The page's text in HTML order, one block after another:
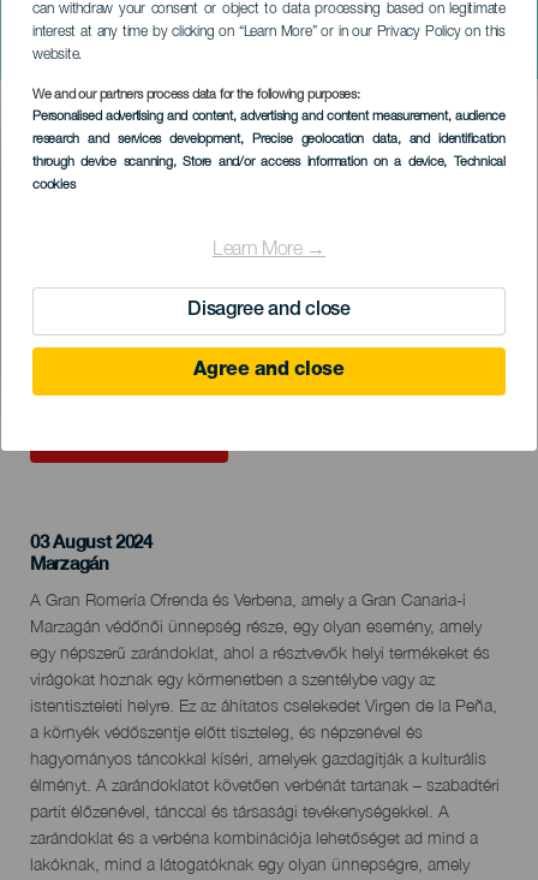
can withdraw your consent or object to data processing based on legitimate
interest at any time by clicking on “Learn More” or in our Privacy Policy on this
website.
We and our partners process data for the following purposes:
Personalised advertising and content, advertising and content measurement, audience
research and services development, Precise geolocation data, and identification
through device scanning, Store and/or access information on a device, Technical
cookies
Learn More →
Disagree and close
Agree and close
Gran Romeria Ofrenda y
Verbena de Marzagán
Imagen
Listado
03 August 2024
Localidad
Marzagán
Descripción
del
evento
A Gran Romería Ofrenda és Verbena, amely a Gran Canaria-i
Marzagán védőnői ünnepség része, egy olyan esemény, amely
egy népszerű zarándoklat, ahol a résztvevők helyi termékeket és
virágokat hoznak egy körmenetben a szentélybe vagy az
istentiszteleti helyre. Ez az áhítatos cselekedet Virgen de la Peña,
a környék védőszentje előtt tiszteleg, és népzenével és
hagyományos táncokkal kíséri, amelyek gazdagítják a kulturális
élményt. A zarándoklatot követően verbénát tartanak – szabadtéri
partit élőzenével, tánccal és társasági tevékenységekkel. A
zarándoklat és a verbéna kombinációja lehetőséget ad mind a
lakóknak, mind a látogatóknak egy olyan ünnepségre, amely